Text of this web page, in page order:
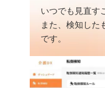
いつでも見直す
また、検知した
です。